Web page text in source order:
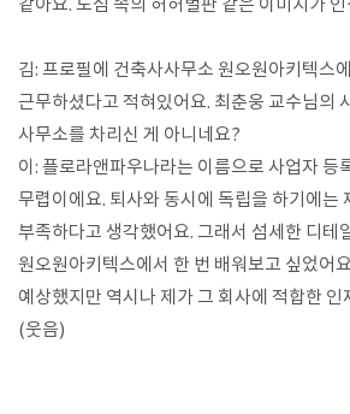
같아요. 도심 속의 허허벌판 같은 이미지가
김: 프로필에 건축사사무소 원오원아키텍스
근무하셨다고 적혀있어요. 최춘웅 교수님의
사무소를 차리신 게 아니네요?
이: 플로라앤파우나라는 이름으로 사업자 등
무렵이에요. 퇴사와 동시에 독립을 하기에는
부족하다고 생각했어요. 그래서 섬세한 디테
원오원아키텍스에서 한 번 배워보고 싶었어
예상했지만 역시나 제가 그 회사에 적합한 인
(웃음)